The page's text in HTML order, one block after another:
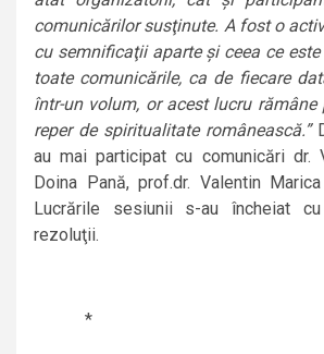
comunicărilor susţinute. A fost o
cu semnificaţii aparte şi ceea ce
toate comunicările, ca de fiecare
într-un volum, or acest lucru
reper de spiritualitate românească.”
au mai participat cu comunicări dr.
Doina Pană, prof.dr. Valentin
Lucrările sesiunii s-au încheiat
rezoluţii.
*